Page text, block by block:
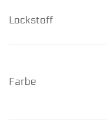
Lockstoff
Farbe